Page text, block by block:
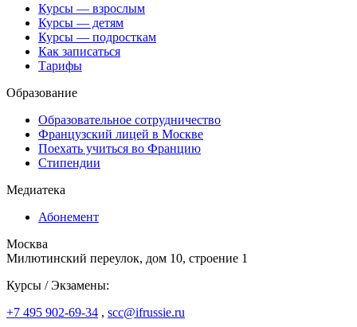
Курсы — взрослым
Курсы — детям
Курсы — подросткам
Как записаться
Тарифы
Образование
Образовательное сотрудничество
Французский лицей в Москве
Поехать учиться во Францию
Стипендии
Медиатека
Абонемент
Москва
Милютинский переулок, дом 10, строение 1
Курсы / Экзамены:
+7 495 902-69-34 , scc@ifrussie.ru